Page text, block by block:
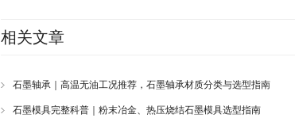
相关文章
石墨轴承｜高温无油工况推荐，石墨轴承材质分类与选型指南
石墨模具完整科普｜粉末冶金、热压烧结石墨模具选型指南